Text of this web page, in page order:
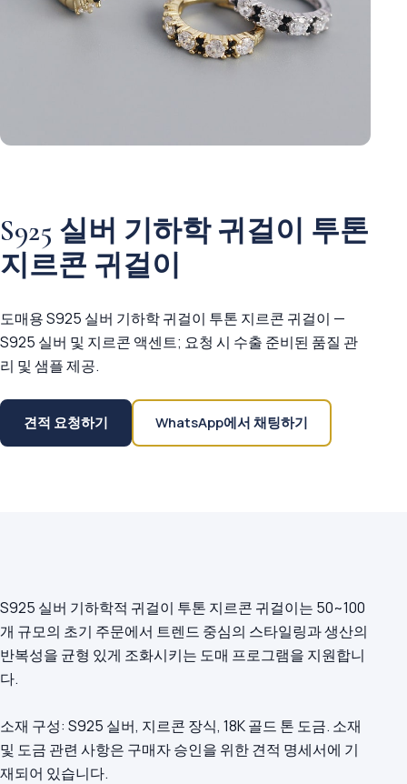
S925 실버 기하학 귀걸이 투톤
지르콘 귀걸이
도매용 S925 실버 기하학 귀걸이 투톤 지르콘 귀걸이 —
S925 실버 및 지르콘 액센트; 요청 시 수출 준비된 품질 관
리 및 샘플 제공.
견적 요청하기 WhatsApp에서 채팅하기
S925 실버 기하학적 귀걸이 투톤 지르콘 귀걸이는 50~100
개 규모의 초기 주문에서 트렌드 중심의 스타일링과 생산의
반복성을 균형 있게 조화시키는 도매 프로그램을 지원합니
다.
소재 구성: S925 실버, 지르콘 장식, 18K 골드 톤 도금. 소재
및 도금 관련 사항은 구매자 승인을 위한 견적 명세서에 기
재되어 있습니다.